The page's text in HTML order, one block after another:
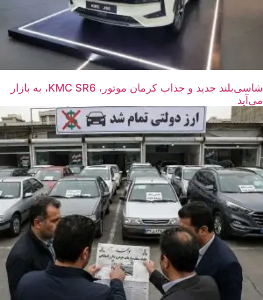
شاسی‌بلند جدید و جذاب کرمان موتور، KMC SR6، به بازار
می‌آید